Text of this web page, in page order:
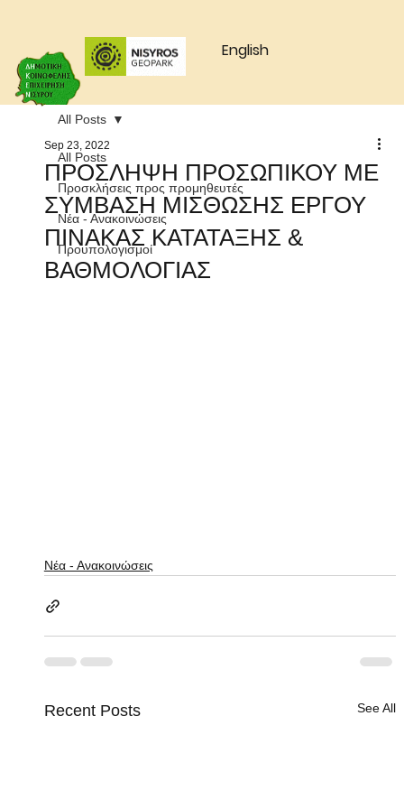
English
All Posts
Προσκλήσεις προς προμηθευτές
Νέα - Ανακοινώσεις
Προυπολογισμοί
All Posts
ΠΡΟΣΛΗΨΗ ΠΡΟΣΩΠΙΚΟΥ ΜΕ
ΣΥΜΒΑΣΗ ΜΙΣΘΩΣΗΣ ΕΡΓΟΥ
ΠΙΝΑΚΑΣ ΚΑΤΑΤΑΞΗΣ &
ΒΑΘΜΟΛΟΓΙΑΣ
Sep 23, 2022
Νέα - Ανακοινώσεις
Recent Posts See All